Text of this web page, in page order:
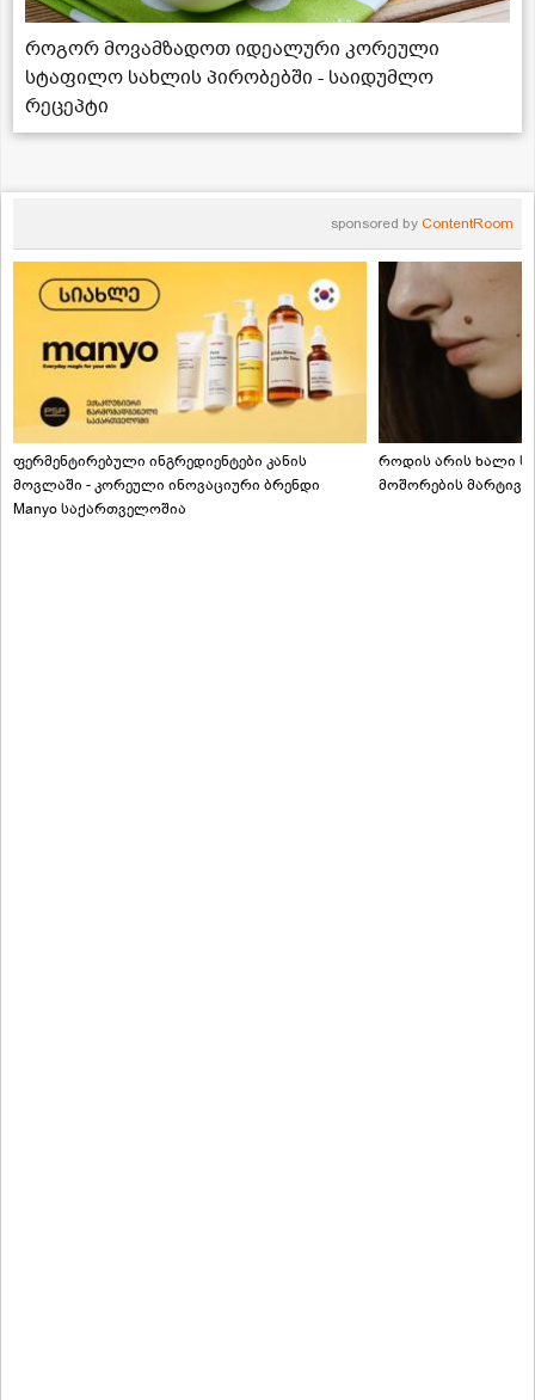
როგორ მოვამზადოთ იდეალური კორეული
სტაფილო სახლის პირობებში - საიდუმლო
რეცეპტი
sponsored by ContentRoom
ფერმენტირებული ინგრედიენტები კანის
მოვლაში - კორეული ინოვაციური ბრენდი
Manyo საქართველოშია
როდის არის ხალი
მოშორების